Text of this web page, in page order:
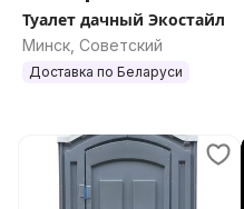
Туалет дачный Экостайл
Минск, Советский
Доставка по Беларуси